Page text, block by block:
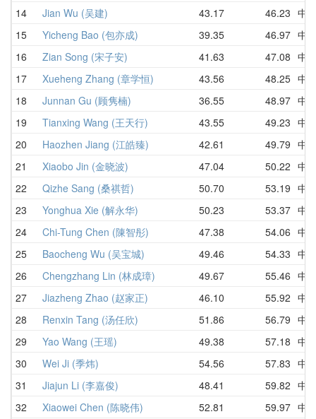
14 Jian Wu (吴建) 43.17 46.23 中
15
Yicheng Bao (包亦成) 39.35 46.97 中
16
Zian Song (宋子安) 41.63 47.08 中
17
Xueheng Zhang (章学恒) 43.56 48.25 中
18
Junnan Gu (顾隽楠) 36.55 48.97 中
19
Tianxing Wang (王天行) 43.55 49.23 中
20
Haozhen Jiang (江皓臻) 42.61 49.79 中
21
Xiaobo Jin (金晓波) 47.04 50.22 中
22
Qizhe Sang (桑祺哲) 50.70 53.19 中
23
Yonghua Xie (解永华) 50.23 53.37 中
24
Chi-Tung Chen (陳智彤) 47.38 54.06 中
25
Baocheng Wu (吴宝城) 49.46 54.33 中
26
Chengzhang Lin (林成璋) 49.67 55.46 中
27
Jiazheng Zhao (赵家正) 46.10 55.92 中
28
Renxin Tang (汤任欣) 51.86 56.79 中
29
Yao Wang (王瑶) 49.38 57.18 中
30
Wei Ji (季炜) 54.56 57.83 中
31
Jiajun Li (李嘉俊) 48.41 59.82 中
32
Xiaowei Chen (陈晓伟) 52.81 59.97 中